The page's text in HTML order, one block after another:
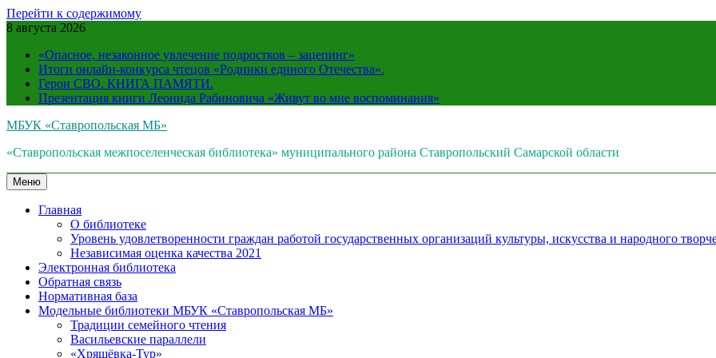
Перейти к содержимому
8 августа 2026
«Опасное, незаконное увлечение подростков – зацепинг»
Итоги онлайн-конкурса чтецов «Родники единого Отечества».
Герои СВО. КНИГА ПАМЯТИ.
Презентация книги Леонида Рабиновича «Живут во мне воспоминания»
МБУК «Ставропольская МБ»
«Ставропольская межпоселенческая библиотека» муниципального района Ставропольский Самарской области
Меню
Главная
О библиотеке
Уровень удовлетворенности граждан работой государственных организаций культуры, искусства и народного
Независимая оценка качества 2021
Электронная библиотека
Обратная связь
Нормативная база
Модельные библиотеки МБУК «Ставропольская МБ»
Традиции семейного чтения
Васильевские параллели
«Хрящёвка-Тур»